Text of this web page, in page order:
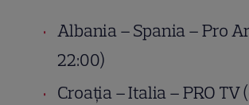
Albania – Spania – Pro
22:00)
Croația – Italia – PRO TV